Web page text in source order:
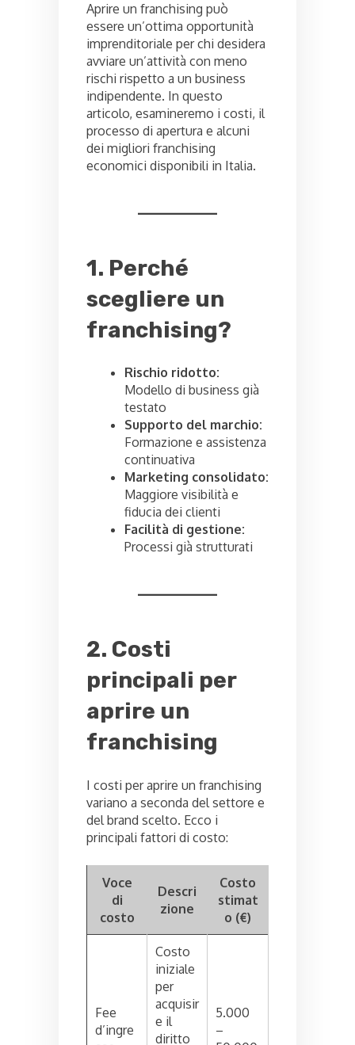
Aprire un franchising può
essere un’ottima opportunità
imprenditoriale per chi desidera
avviare un’attività con meno
rischi rispetto a un business
indipendente. In questo
articolo, esamineremo i costi, il
processo di apertura e alcuni
dei migliori franchising
economici disponibili in Italia.
1. Perché
scegliere un
franchising?
Rischio ridotto:
Modello di business già
testato
Supporto del marchio:
Formazione e assistenza
continuativa
Marketing consolidato:
Maggiore visibilità e
fiducia dei clienti
Facilità di gestione:
Processi già strutturati
2. Costi
principali per
aprire un
franchising
I costi per aprire un franchising
variano a seconda del settore e
del brand scelto. Ecco i
principali fattori di costo:
Voce
di
costo
Descri
zione
Costo
stimat
o (€)
Fee
d’ingre
Costo
iniziale
per
acquisir
e il
diritto
5.000
–